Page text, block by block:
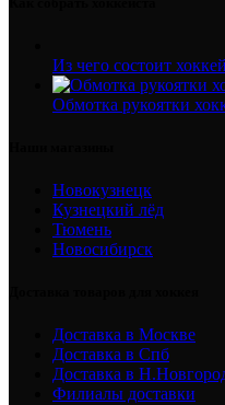
Из чего состоит
Обмотка рукоятки
Новокузнецк
Кузнецкий лёд
Тюмень
Новосибирск
Доставка в Москве
Доставка в Спб
Доставка в
Филиалы доставки